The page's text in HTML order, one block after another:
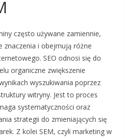
często używane zamiennie,
znaczenia i obejmują różne
SEO odnosi się do
organiczne zwiększenie
wyszukiwania poprzez
witryny. Jest to proces
systematyczności oraz
strategii do zmieniających się
Z kolei SEM, czyli marketing w